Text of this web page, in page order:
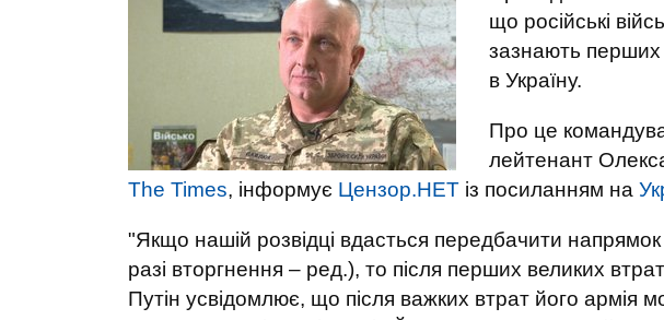
що російські
зазнають перших
в Україну.
Про це
лейтенант
The Times, інформує Цензор.НЕТ із посиланням на
"Якщо нашій розвідці вдасться передбачити напрямок
разі вторгнення – ред.), то після перших великих
Путін усвідомлює, що після важких втрат його армія